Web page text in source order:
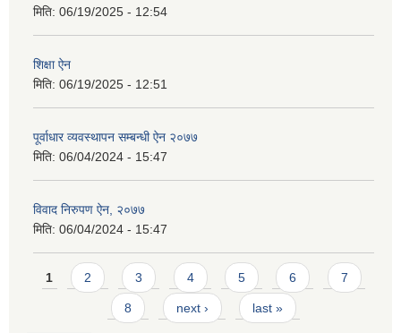
मिति: 06/19/2025 - 12:54
शिक्षा ऐन
मिति: 06/19/2025 - 12:51
पूर्वाधार व्यवस्थापन सम्बन्धी ऐन २०७७
मिति: 06/04/2024 - 15:47
विवाद निरुपण ऐन, २०७७
मिति: 06/04/2024 - 15:47
Pages
1 2 3 4 5 6 7
8 next › last »